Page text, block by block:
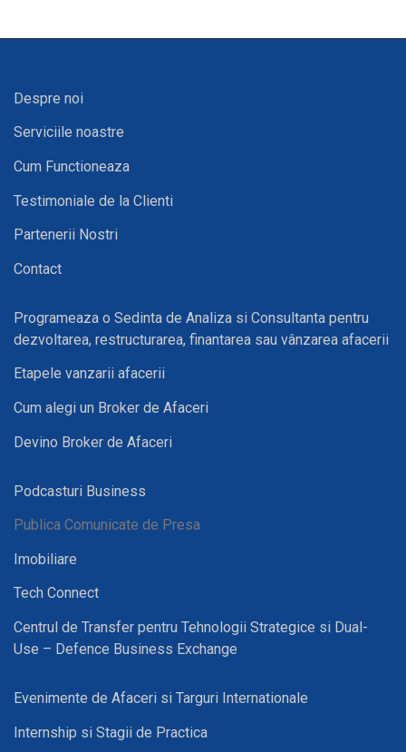
Despre noi
Serviciile noastre
Cum Functioneaza
Testimoniale de la Clienti
Partenerii Nostri
Contact
Programeaza o Sedinta de Analiza si Consultanta pentru
dezvoltarea, restructurarea, finantarea sau vânzarea afacerii
Etapele vanzarii afacerii
Cum alegi un Broker de Afaceri
Devino Broker de Afaceri
Podcasturi Business
Publica Comunicate de Presa
Imobiliare
Tech Connect
Centrul de Transfer pentru Tehnologii Strategice si Dual-
Use – Defence Business Exchange
Evenimente de Afaceri si Targuri Internationale
Internship si Stagii de Practica